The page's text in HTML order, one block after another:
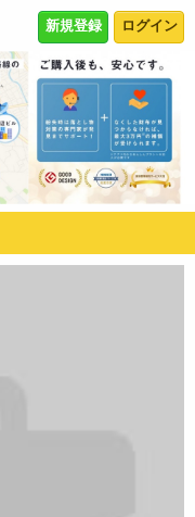
ログイン
新規登録